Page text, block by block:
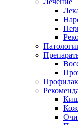
Лечение